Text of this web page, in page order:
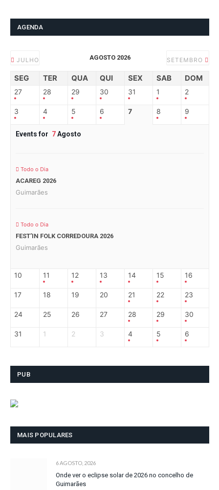
AGENDA
JULHO AGOSTO 2026 SETEMBRO
SEG TER QUA QUI SEX SAB DOM
27 28 29 30 31 1 2
3 4 5 6 7 8 9
Events for 7Agosto
Todo o Dia
ACAREG 2026
Guimarães
Todo o Dia
FEST’IN FOLK CORREDOURA 2026
Guimarães
10 11 12 13 14 15 16
17 18 19 20 21 22 23
24 25 26 27 28 29 30
31 1 2 3 4 5 6
PUB
MAIS POPULARES
6 AGOSTO, 2026
Onde ver o eclipse solar de 2026 no concelho de
Guimarães